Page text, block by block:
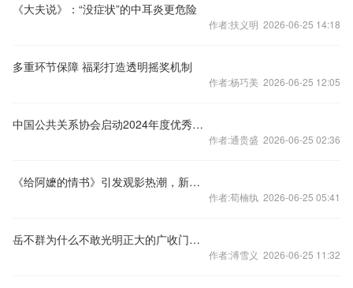
《大夫说》：“没症状”的中耳炎更危险
作者:扶义明 2026-06-25 14:18
多重环节保障 福彩打造透明摇奖机制
作者:杨巧美 2026-06-25 12:05
中国公共关系协会启动2024年度优秀公共关系案例征集
作者:通贵盛 2026-06-25 02:36
《给阿嬷的情书》引发观影热潮，新加坡官方：支持对方言的欣赏和使用
作者:荀楠纨 2026-06-25 05:41
岳不群为什么不敢光明正大的广收门徒？
作者:溥雪义 2026-06-25 11:32